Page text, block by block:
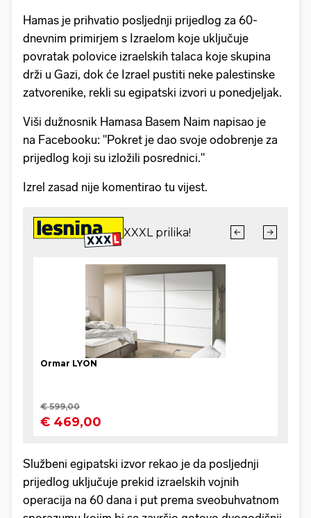
Hamas je prihvatio posljednji prijedlog za 60-
dnevnim primirjem s Izraelom koje uključuje
povratak polovice izraelskih talaca koje skupina
drži u Gazi, dok će Izrael pustiti neke palestinske
zatvorenike, rekli su egipatski izvori u ponedjeljak.
Viši dužnosnik Hamasa Basem Naim napisao je
na Facebooku: "Pokret je dao svoje odobrenje za
prijedlog koji su izložili posrednici."
Izrel zasad nije komentirao tu vijest.
Službeni egipatski izvor rekao je da posljednji
prijedlog uključuje prekid izraelskih vojnih
operacija na 60 dana i put prema sveobuhvatnom